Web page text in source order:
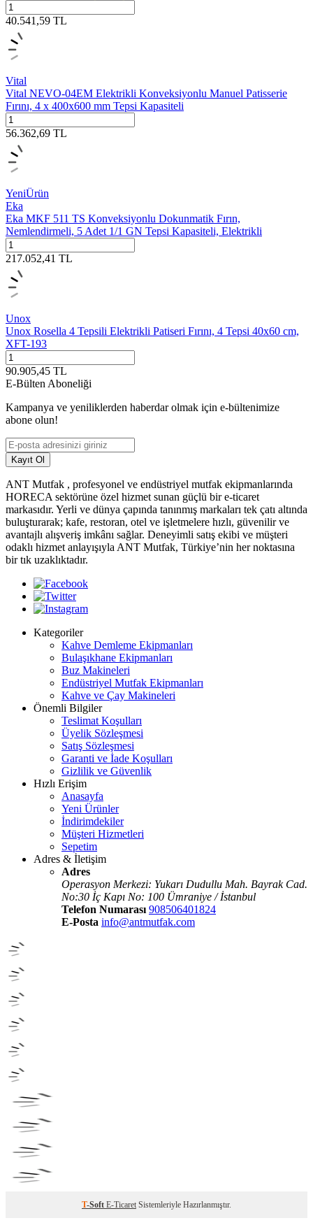
40.541,59 TL
Vital
Vital NEVO-04EM Elektrikli Konveksiyonlu Manuel Patisserie
Fırını, 4 x 400x600 mm Tepsi Kapasiteli
56.362,69 TL
YeniÜrün
Eka
Eka MKF 511 TS Konveksiyonlu Dokunmatik Fırın,
Nemlendirmeli, 5 Adet 1/1 GN Tepsi Kapasiteli, Elektrikli
217.052,41 TL
Unox
Unox Rosella 4 Tepsili Elektrikli Patiseri Fırını, 4 Tepsi 40x60 cm,
XFT-193
90.905,45 TL
E-Bülten Aboneliği
Kampanya ve yeniliklerden haberdar olmak için e-bültenimize
abone olun!
Kayıt Ol
ANT Mutfak , profesyonel ve endüstriyel mutfak ekipmanlarında
HORECA sektörüne özel hizmet sunan güçlü bir e-ticaret
markasıdır. Yerli ve dünya çapında tanınmış markaları tek çatı altında
buluşturarak; kafe, restoran, otel ve işletmelere hızlı, güvenilir ve
avantajlı alışveriş imkânı sağlar. Deneyimli satış ekibi ve müşteri
odaklı hizmet anlayışıyla ANT Mutfak, Türkiye’nin her noktasına
bir tık uzaklıktadır.
Kategoriler
Kahve Demleme Ekipmanları
Bulaşıkhane Ekipmanları
Buz Makineleri
Endüstriyel Mutfak Ekipmanları
Kahve ve Çay Makineleri
Önemli Bilgiler
Teslimat Koşulları
Üyelik Sözleşmesi
Satış Sözleşmesi
Garanti ve İade Koşulları
Gizlilik ve Güvenlik
Hızlı Erişim
Anasayfa
Yeni Ürünler
İndirimdekiler
Müşteri Hizmetleri
Sepetim
Adres & İletişim
Adres
Operasyon Merkezi: Yukarı Dudullu Mah. Bayrak Cad.
No:30 İç Kapı No: 100 Ümraniye / İstanbul
Telefon Numarası 908506401824
E-Posta info@antmutfak.com
T-Soft E-Ticaret Sistemleriyle Hazırlanmıştır.